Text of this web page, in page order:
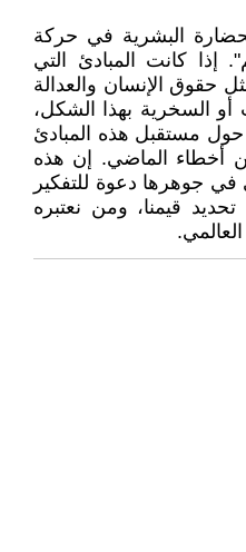
البشرية في حركة
إذا كانت المبادئ التي
حقوق الإنسان والعدالة
السخرية بهذا الشكل،
حول مستقبل هذه المبادئ
أخطاء الماضي. إن هذه
في جوهرها دعوة للتفكير
قيمنا، ومن نعتبره